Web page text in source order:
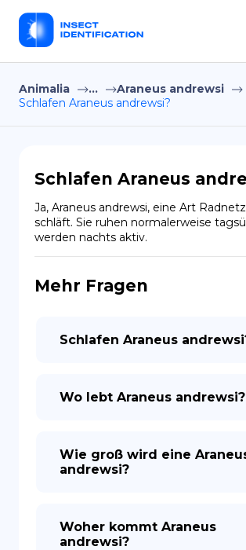
Home
Terms of Use
Privacy
DE
FR
ES
Animalia ...
Araneus andrewsi
Schlafen Araneus andrewsi?
Schlafen Araneus
Ja, Araneus andrewsi, eine Art
schläft. Sie ruhen normalerweise
werden nachts aktiv.
Mehr Fragen
Schlafen Araneus
Wo lebt Araneus andrewsi?
Wie groß wird eine
andrewsi?
Woher kommt Araneus
andrewsi?